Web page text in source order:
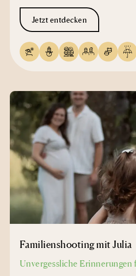
Jetzt entdecken
Familienshooting mit Julia
Unvergessliche